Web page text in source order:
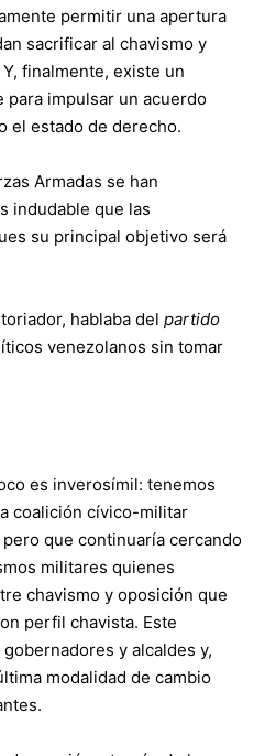
permitir una apertura
sacrificar al chavismo y
finalmente, existe un
impulsar un acuerdo
el estado de derecho.
Armadas se han
indudable que las
su principal objetivo será
hablaba del partido
venezolanos sin tomar
es inverosímil: tenemos
coalición cívico-militar
que continuaría cercando
militares quienes
chavismo y oposición que
perfil chavista. Este
y alcaldes y,
modalidad de cambio